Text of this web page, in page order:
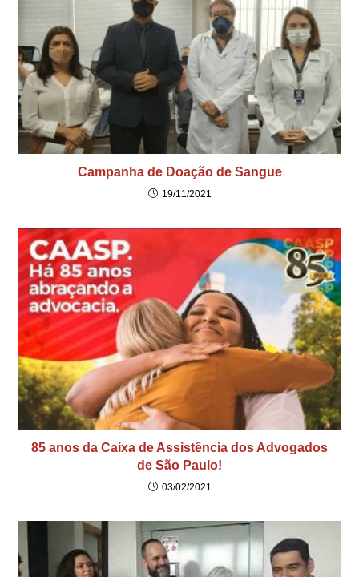
Campanha de Doação de Sangue
19/11/2021
85 anos da Caixa de Assistência dos Advogados
de São Paulo!
03/02/2021